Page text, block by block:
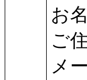
お
ご
メ